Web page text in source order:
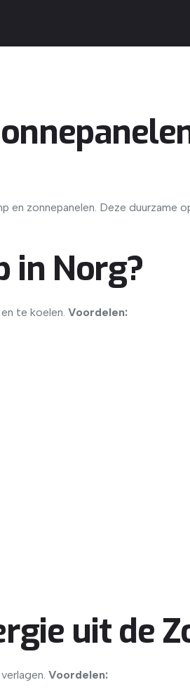
zonnepanelen. Deze duurzame
in Norg?
te koelen. Voordelen:
uit de
Voordelen: